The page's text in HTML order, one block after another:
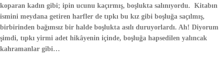
koparan kadın gibi; ipin ucunu kaçırmış, boşlukta salınıyordu. Kitabın
ismini meydana getiren harfler de tıpkı bu kız gibi boşluğa saçılmış,
birbirinden bağımsız bir halde boşlukta asılı duruyorlardı. Ah! Diyorum
şimdi, tıpkı yirmi adet hikâyenin içinde, boşluğa hapsedilen yalıncak
kahramanlar gibi…